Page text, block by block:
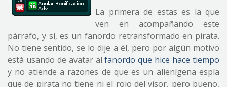
La primera de estas es la que
ven en acompañando este
párrafo, y sí, es un fanordo retransformado en pirata.
No tiene sentido, se lo dije a él, pero por algún motivo
está usando de avatar alfanordo que hice hace tiempo
y no atiende a razones de que es un alienígena espía
que de pirata no tiene ni el rojo del visor, pero bueno,